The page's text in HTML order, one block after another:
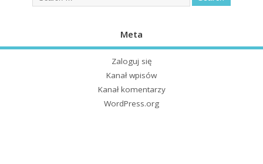
Meta
Zaloguj się
Kanał wpisów
Kanał komentarzy
WordPress.org